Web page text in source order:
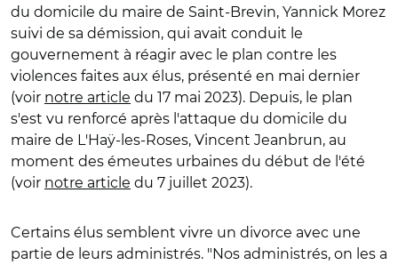
du domicile du maire de Saint-Brevin, Yannick Morez
suivi de sa démission, qui avait conduit le
gouvernement à réagir avec le plan contre les
violences faites aux élus, présenté en mai dernier
(voir notre article du 17 mai 2023). Depuis, le plan
s'est vu renforcé après l'attaque du domicile du
maire de L'Haÿ-les-Roses, Vincent Jeanbrun, au
moment des émeutes urbaines du début de l'été
(voir notre article du 7 juillet 2023).
Certains élus semblent vivre un divorce avec une
partie de leurs administrés. "Nos administrés, on les a